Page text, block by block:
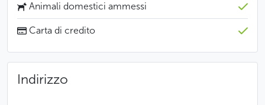
Animali domestici ammessi
Carta di credito
Indirizzo